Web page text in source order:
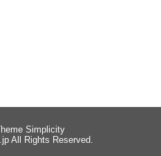
Simplicity
All Rights Reserved.